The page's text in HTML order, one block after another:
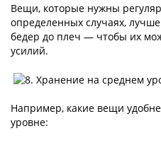
Вещи, которые нужны
определенных случаях,
бедер до плеч — чтобы их
усилий.
Например, какие вещи
уровне: